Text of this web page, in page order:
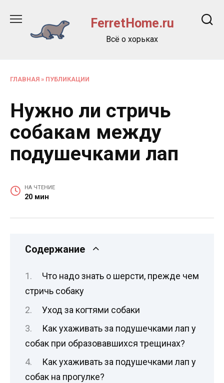
содержанию
FerretHome.ru
Всё о хорьках
ГЛАВНАЯ » ПУБЛИКАЦИИ
Нужно ли стричь
собакам между
подушечками лап
НА ЧТЕНИЕ
20 мин
Содержание
Что надо знать о шерсти, прежде чем
стричь собаку
Уход за когтями собаки
Как ухаживать за подушечками лап у
собак при образовавшихся трещинах?
Как ухаживать за подушечками лап у
собак на прогулке?